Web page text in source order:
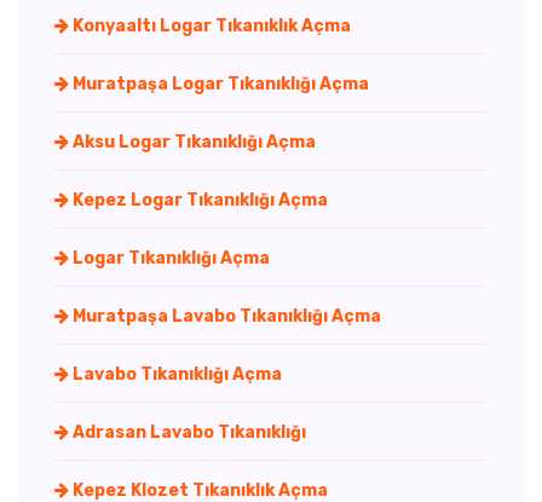
Konyaaltı Logar Tıkanıklık Açma
Muratpaşa Logar Tıkanıklığı Açma
Aksu Logar Tıkanıklığı Açma
Kepez Logar Tıkanıklığı Açma
Logar Tıkanıklığı Açma
Muratpaşa Lavabo Tıkanıklığı Açma
Lavabo Tıkanıklığı Açma
Adrasan Lavabo Tıkanıklığı
Kepez Klozet Tıkanıklık Açma